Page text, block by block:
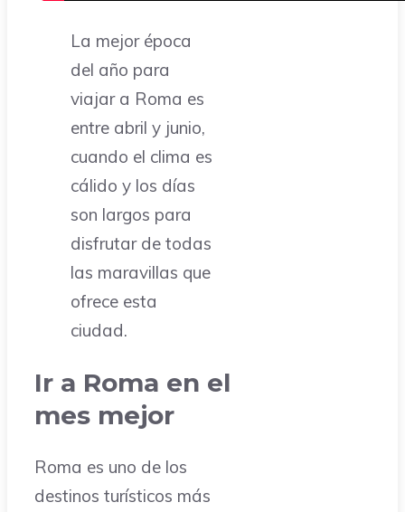
La mejor época
del año para
viajar a Roma es
entre abril y junio,
cuando el clima es
cálido y los días
son largos para
disfrutar de todas
las maravillas que
ofrece esta
ciudad.
Ir a Roma en el
mes mejor
Roma es uno de los
destinos turísticos más